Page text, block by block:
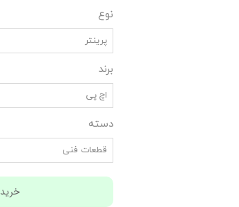
نوع
پرینتر
برند
اچ پی
دسته
قطعات فنی
خرید